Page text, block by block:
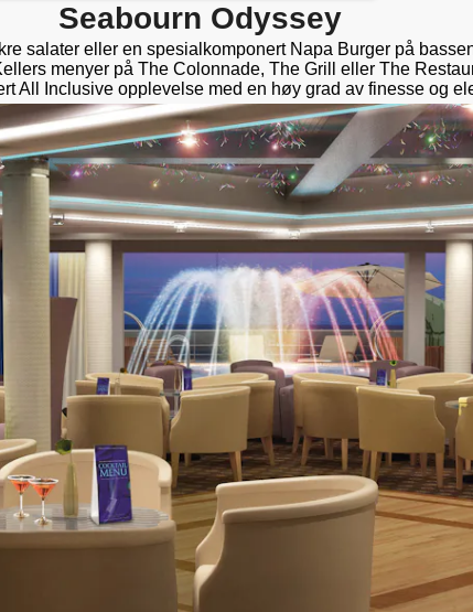
Seabourn Odyssey
salater eller en spesialkomponert Napa Burger på
menyer på The Colonnade, The Grill eller The
All Inclusive opplevelse med en høy grad av finesse og